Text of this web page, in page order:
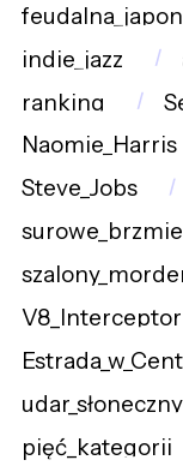
indie_jazz
ranking
Naomie_Harris
Steve_Jobs
V8_Interceptor
udar_słoneczny
pięć_kategorii